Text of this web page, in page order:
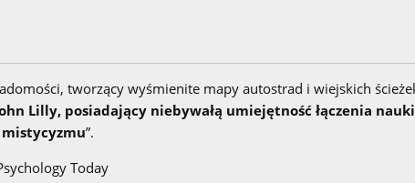
tworzący wyśmienite mapy autostrad i wiejskich
Lilly, posiadający niebywałą umiejętność łączenia
mistycyzmu”.
Today